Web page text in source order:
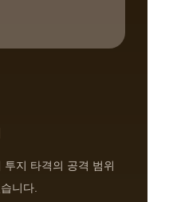
지 타격의 공격 범위
니다.